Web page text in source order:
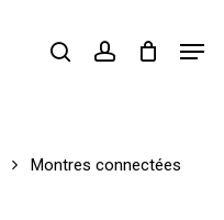
searchaccount
Montres connectées